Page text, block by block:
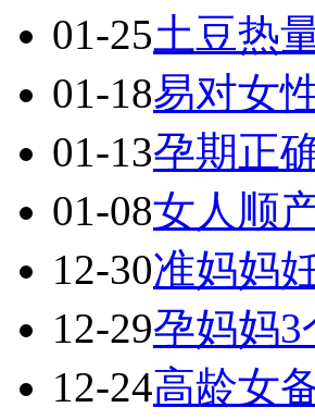
01-25土豆热
01-18易对女
01-13孕期正
01-08女人顺
12-30准妈妈
12-29孕妈妈
12-24高龄女